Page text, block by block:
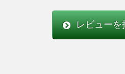
レビューを